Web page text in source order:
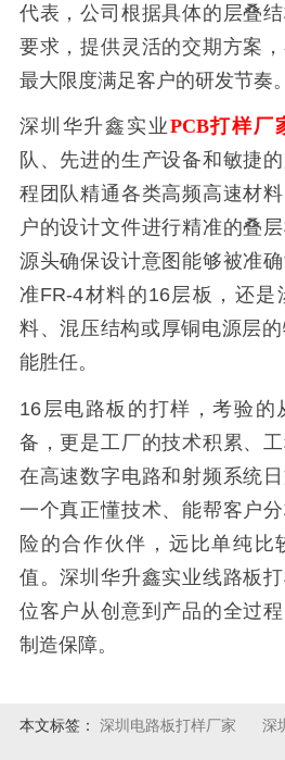
代表，公司根据具体的层叠
要求，提供灵活的交期方案
最大限度满足客户的研发节奏。
深圳华升鑫实业PCB打样厂
队、先进的生产设备和敏捷
程团队精通各类高频高速材
户的设计文件进行精准的叠
源头确保设计意图能够被准
准FR-4材料的16层板，还是
料、混压结构或厚铜电源层
能胜任。
16层电路板的打样，考验的
备，更是工厂的技术积累、工
在高速数字电路和射频系统
一个真正懂技术、能帮客户
险的合作伙伴，远比单纯比
值。深圳华升鑫实业线路板
位客户从创意到产品的全过
制造保障。
本文标签： 深圳电路板打样厂家 深